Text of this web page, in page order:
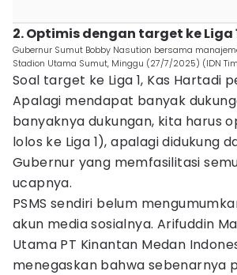
2. Optimis dengan target ke Liga
Gubernur Sumut Bobby Nasution bersama
Stadion Utama Sumut, Minggu (27/7/2025) (IDN
Soal target ke Liga 1, Kas Hartadi
Apalagi mendapat banyak
banyaknya dukungan, kita harus
lolos ke Liga 1), apalagi didukung
Gubernur yang memfasilitasi
ucapnya.
PSMS sendiri belum
akun media sosialnya. Arifuddin
Utama PT Kinantan Medan
menegaskan bahwa sebenarnya